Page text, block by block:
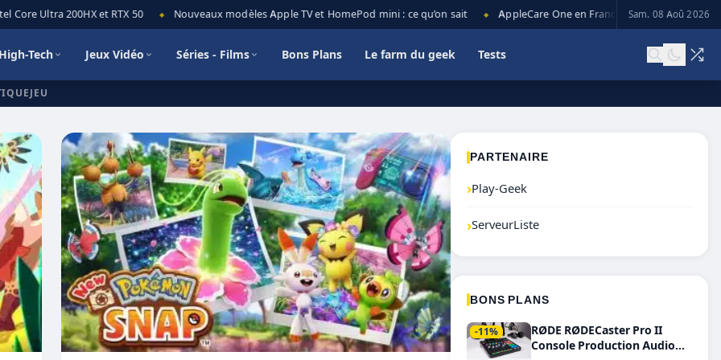
Ultra 200HX et RTX 50 Nouveaux modèles Apple TV et HomePod mini : ce qu’on sait AppleCare One en France : prix, couverture et
Sam. 08 Aoû 2026
High-Tech Jeux Vidéo Séries - Films Bons Plans Le farm du geek Tests
PARTENAIRE
›Play-Geek
›ServeurListe
BONS PLANS
-11%
RØDE RØDECaster Pro II
Console Production Audio